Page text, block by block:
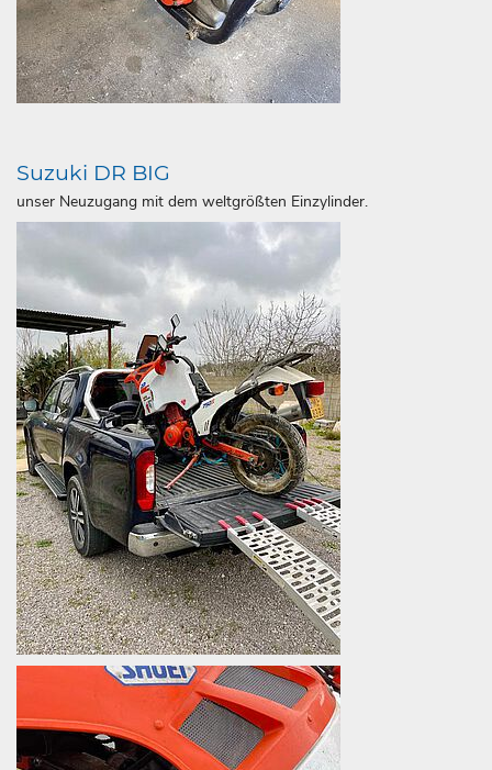
Suzuki DR BIG
unser Neuzugang mit dem weltgrößten Einzylinder.